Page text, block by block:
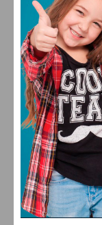
SÁB
FERREIRA